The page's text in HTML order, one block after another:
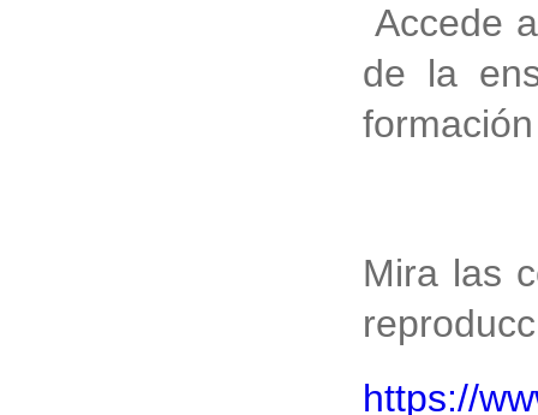
Accede
de la
Mira las
https://